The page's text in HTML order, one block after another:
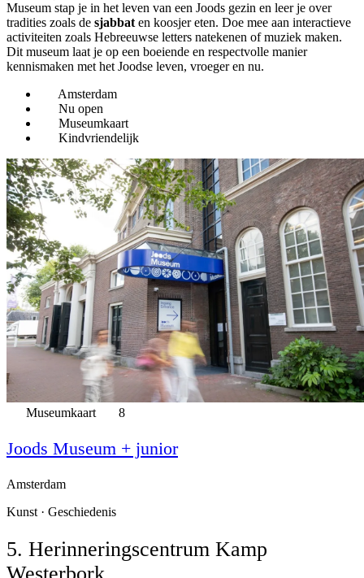
Museum stap je in het leven van een Joods gezin en leer je over
tradities zoals de sjabbat en koosjer eten. Doe mee aan interactieve
activiteiten zoals Hebreeuwse letters natekenen of muziek maken.
Dit museum laat je op een boeiende en respectvolle manier
kennismaken met het Joodse leven, vroeger en nu.
Amsterdam
Nu open
Museumkaart
Kindvriendelijk
Museumkaart 8
Joods Museum + junior
Amsterdam
Kunst · Geschiedenis
5. Herinneringscentrum Kamp
Westerbork